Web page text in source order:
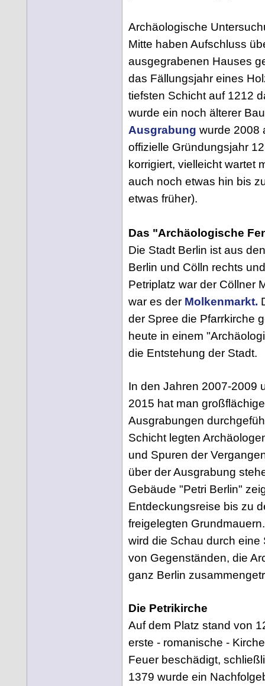
Archäologische
Mitte haben Aufschluss
ausgegrabenen Hauses
das Fällungsjahr eines
tiefsten Schicht auf 1212
wurde ein noch älterer
Ausgrabung wurde 2008
offizielle Gründungsjahr
korrigiert, vielleicht wartet
auch noch etwas hin bis
etwas früher).
Das "Archäologische
Die Stadt Berlin ist aus
Berlin und Cölln rechts
Petriplatz war der Cöllner
war es der Molkenmarkt.
der Spree die Pfarrkirche
heute in einem
die Entstehung der Stadt.
In den Jahren 2007-2009
2015 hat man großflächige
Ausgrabungen
Schicht legten
und Spuren der
über der Ausgrabung
Gebäude "Petri Berlin"
Entdeckungsreise bis zu
freigelegten
wird die Schau durch eine
von Gegenständen, die
ganz Berlin
Die Petrikirche
Auf dem Platz stand von
erste - romanische -
Feuer beschädigt,
1379 wurde ein